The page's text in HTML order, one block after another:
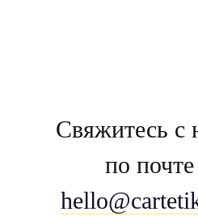
Свяжитесь с
по почте